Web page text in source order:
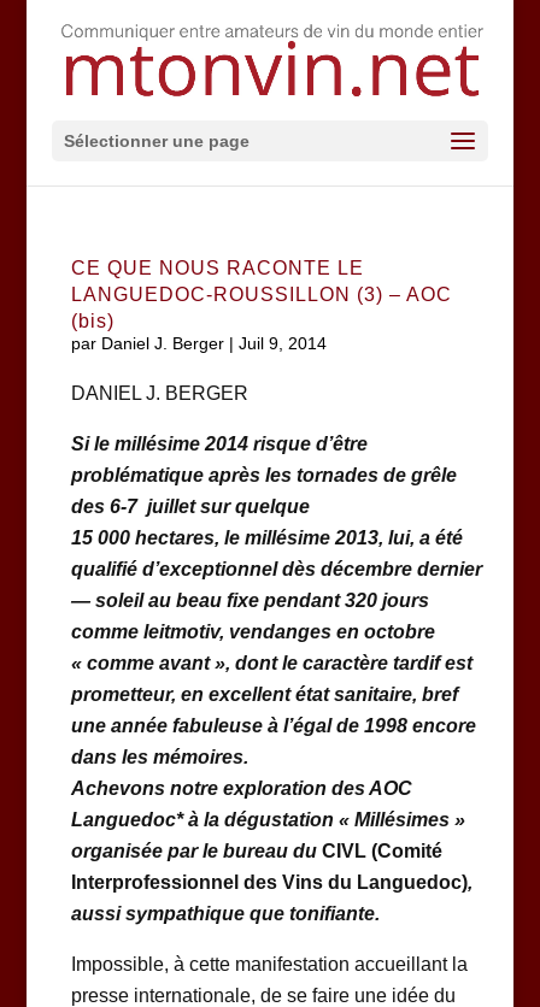
Sélectionner une page
CE QUE NOUS RACONTE LE
LANGUEDOC-ROUSSILLON (3) – AOC
(bis)
par Daniel J. Berger| Juil 9, 2014
DANIEL J. BERGER
Si le millésime 2014 risque d’être
problématique après les tornades de grêle
des 6-7 juillet sur quelque
15 000 hectares, le millésime 2013, lui, a été
qualifié d’exceptionnel dès décembre dernier
— soleil au beau fixe pendant 320 jours
comme leitmotiv, vendanges en octobre
« comme avant », dont le caractère tardif est
prometteur, en excellent état sanitaire, bref
une année fabuleuse à l’égal de 1998 encore
dans les mémoires.
Achevons notre exploration des AOC
Languedoc* à la dégustation « Millésimes »
organisée par le bureau du CIVL (Comité
Interprofessionnel des Vins du Languedoc),
aussi sympathique que tonifiante.
Impossible, à cette manifestation accueillant la
presse internationale, de se faire une idée du